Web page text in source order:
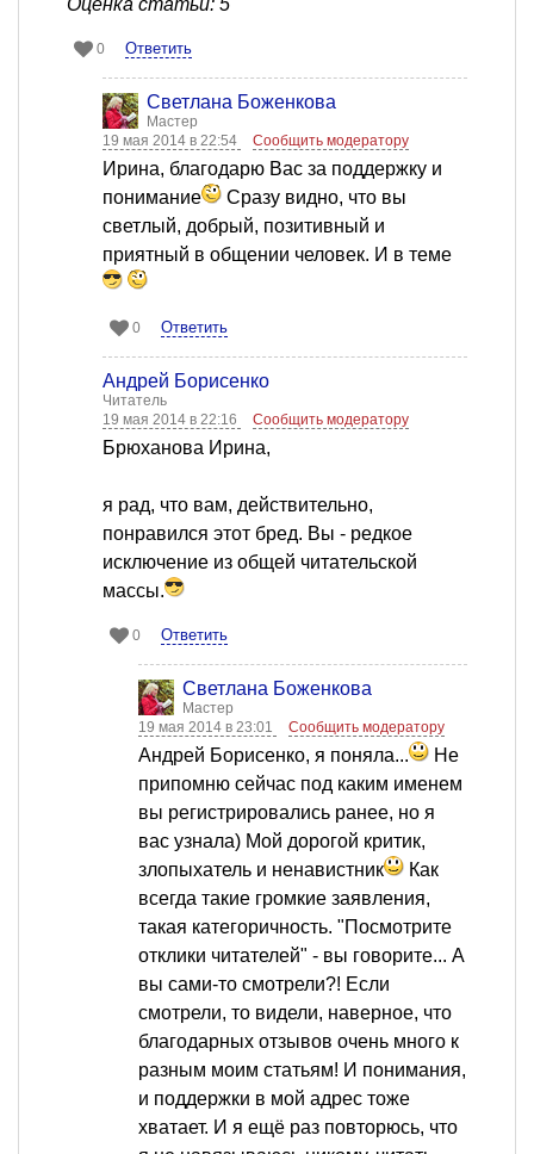
Оценка статьи: 5
0 Ответить
Светлана Боженкова
Мастер
19 мая 2014 в 22:54
Сообщить модератору
Ирина, благодарю Вас за поддержку и
понимание
Сразу видно, что вы
светлый, добрый, позитивный и
приятный в общении человек. И в теме
0 Ответить
Андрей Борисенко
Читатель
19 мая 2014 в 22:16
Сообщить модератору
Брюханова Ирина,
я рад, что вам, действительно,
понравился этот бред. Вы - редкое
исключение из общей читательской
массы.
0 Ответить
Светлана Боженкова
Мастер
19 мая 2014 в 23:01
Сообщить модератору
Андрей Борисенко, я поняла...
Не
припомню сейчас под каким именем
вы регистрировались ранее, но я
вас узнала) Мой дорогой критик,
злопыхатель и ненавистник
Как
всегда такие громкие заявления,
такая категоричность. "Посмотрите
отклики читателей" - вы говорите... А
вы сами-то смотрели?! Если
смотрели, то видели, наверное, что
благодарных отзывов очень много к
разным моим статьям! И понимания,
и поддержки в мой адрес тоже
хватает. И я ещё раз повторюсь, что